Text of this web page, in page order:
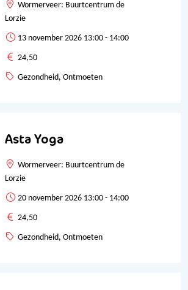
Wormerveer: Buurtcentrum de
Lorzie
13 november 2026 13:00 - 14:00
24,50
Gezondheid, Ontmoeten
Asta Yoga
Wormerveer: Buurtcentrum de
Lorzie
20 november 2026 13:00 - 14:00
24,50
Gezondheid, Ontmoeten